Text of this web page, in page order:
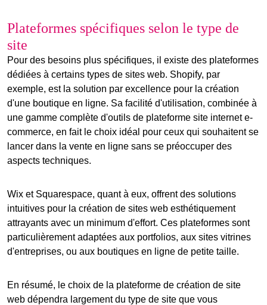
Plateformes spécifiques selon le type de
site
Pour des besoins plus spécifiques, il existe des plateformes
dédiées à certains types de sites web. Shopify, par
exemple, est la solution par excellence pour la création
d'une boutique en ligne. Sa facilité d'utilisation, combinée à
une gamme complète d'outils de plateforme site internete-
commerce, en fait le choix idéal pour ceux qui souhaitent se
lancer dans la vente en ligne sans se préoccuper des
aspects techniques.
Wix et Squarespace, quant à eux, offrent des solutions
intuitives pour la création de sites web esthétiquement
attrayants avec un minimum d'effort. Ces plateformes sont
particulièrement adaptées aux portfolios, aux sites vitrines
d'entreprises, ou aux boutiques en ligne de petite taille.
En résumé, le choix de la plateforme de création de site
web dépendra largement du type de site que vous